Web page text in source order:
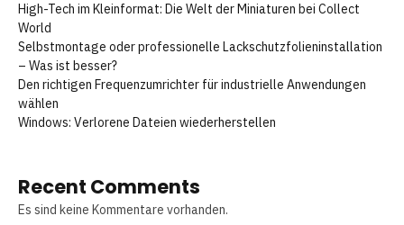
High-Tech im Kleinformat: Die Welt der Miniaturen bei Collect
World
Selbstmontage oder professionelle Lackschutzfolieninstallation
– Was ist besser?
Den richtigen Frequenzumrichter für industrielle Anwendungen
wählen
Windows: Verlorene Dateien wiederherstellen
Recent Comments
Es sind keine Kommentare vorhanden.